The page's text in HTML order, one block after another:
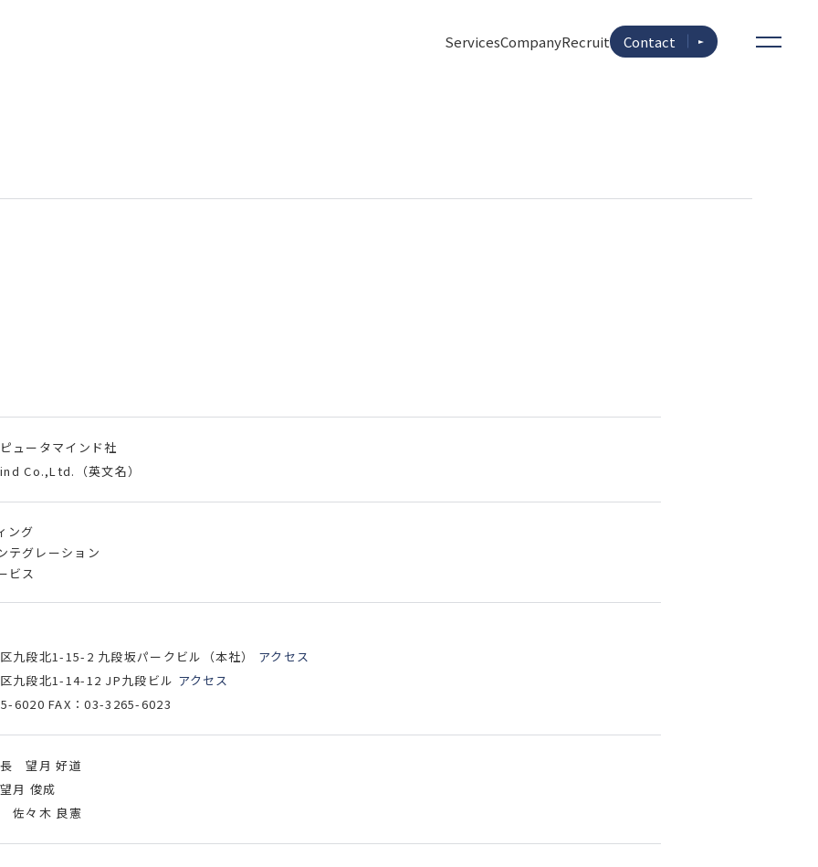
ServicesCompanyRecruit Contact
ュータマインド社
Co.,Ltd.（英文名）
ング
テグレーション
ビス
九段北1-15-2 九段坂パークビル（本社） アクセス
九段北1-14-12 JP九段ビル アクセス
6020 FAX：03-3265-6023
望月 好道
月 俊成
佐々木 良憲